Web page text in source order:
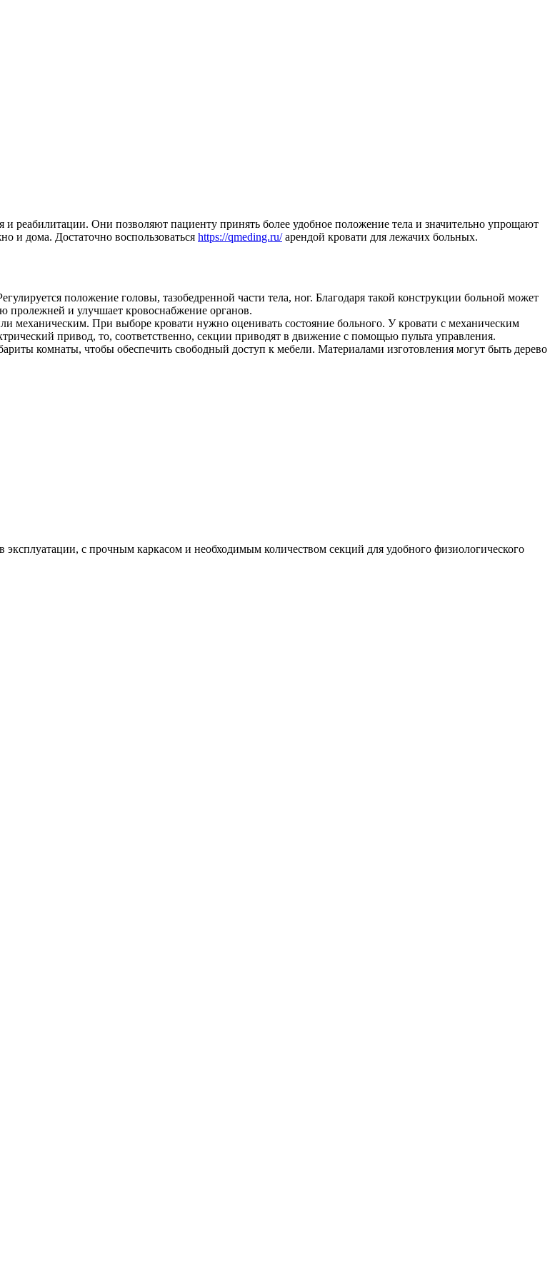
реабилитации. Они позволяют пациенту принять более удобное положение тела и значительно упрощают
и дома. Достаточно воспользоваться https://qmeding.ru/арендой кровати для лежачих больных.
положение головы, тазобедренной части тела, ног. Благодаря такой конструкции больной может
пролежней и улучшает кровоснабжение органов.
механическим. При выборе кровати нужно оценивать состояние больного. У кровати с механическим
привод, то, соответственно, секции приводят в движение с помощью пульта управления.
комнаты, чтобы обеспечить свободный доступ к мебели. Материалами изготовления могут быть дерево
с прочным каркасом и необходимым количеством секций для удобного физиологического